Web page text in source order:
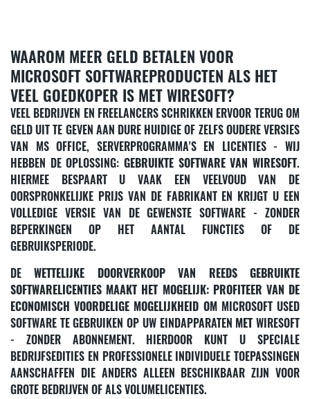
WAAROM MEER GELD BETALEN VOOR
MICROSOFT SOFTWAREPRODUCTEN ALS HET
VEEL GOEDKOPER IS MET WIRESOFT?
VEEL BEDRIJVEN EN FREELANCERS SCHRIKKEN ERVOOR TERUG OM
GELD UIT TE GEVEN AAN DURE HUIDIGE OF ZELFS OUDERE VERSIES
VAN MS OFFICE, SERVERPROGRAMMA'S EN LICENTIES - WIJ
HEBBEN DE OPLOSSING: GEBRUIKTE SOFTWARE VAN WIRESOFT.
HIERMEE BESPAART U VAAK EEN VEELVOUD VAN DE
OORSPRONKELIJKE PRIJS VAN DE FABRIKANT EN KRIJGT U EEN
VOLLEDIGE VERSIE VAN DE GEWENSTE SOFTWARE - ZONDER
BEPERKINGEN OP HET AANTAL FUNCTIES OF DE
GEBRUIKSPERIODE.
DE
WETTELIJKE DOORVERKOOP VAN REEDS GEBRUIKTE
SOFTWARELICENTIES MAAKT HET MOGELIJK: PROFITEER VAN DE
ECONOMISCH VOORDELIGE MOGELIJKHEID OMMICROSOFT USED
SOFTWARE TE GEBRUIKEN OP UW EINDAPPARATEN MET WIRESOFT
- ZONDER ABONNEMENT. HIERDOOR KUNT U SPECIALE
BEDRIJFSEDITIES EN PROFESSIONELE INDIVIDUELE TOEPASSINGEN
AANSCHAFFEN DIE ANDERS ALLEEN BESCHIKBAAR ZIJN VOOR
GROTE BEDRIJVEN OF ALS VOLUMELICENTIES.